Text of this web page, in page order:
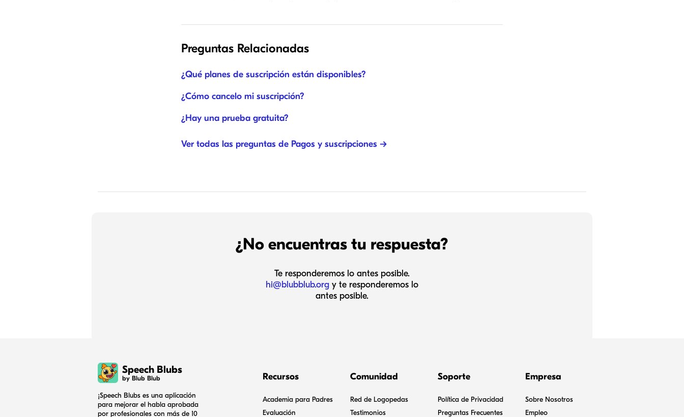
Preguntas Relacionadas
¿Qué planes de suscripción están disponibles?
¿Cómo cancelo mi suscripción?
¿Hay una prueba gratuita?
Ver todas las preguntas de Pagos y suscripciones →
¿No encuentras tu respuesta?
Te responderemos lo antes posible.
hi@blubblub.org y te responderemos lo
antes posible.
Speech Blubs
by Blub Blub
¡Speech Blubs es una aplicación
para mejorar el habla aprobada
por profesionales con más de 10
Recursos
Academia para Padres
Evaluación
Comunidad
Red de Logopedas
Testimonios
Soporte
Política de Privacidad
Preguntas Frecuentes
Empresa
Sobre Nosotros
Empleo